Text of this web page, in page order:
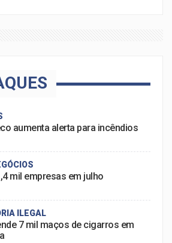
aumenta alerta para incêndios
mil empresas em julho
ILEGAL
7 mil maços de cigarros em